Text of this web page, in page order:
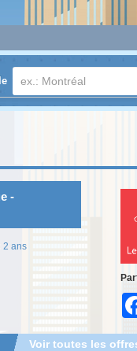
-
2 ans
Voir toutes les